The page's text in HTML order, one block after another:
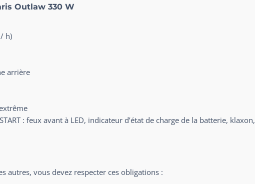
Outlaw 330 W
h)
arrière
: feux avant à LED, indicateur d’état de charge de la batterie, klaxon,
autres, vous devez respecter ces obligations :